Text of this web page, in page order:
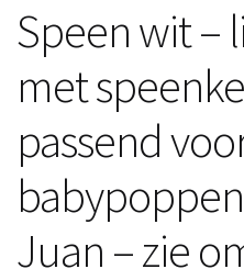
Speen wit –
met
passend
Juan – zie